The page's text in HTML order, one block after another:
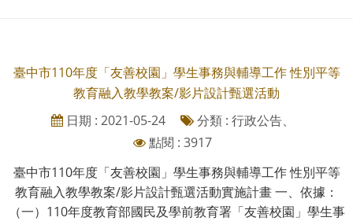
臺中市110年度「友善校園」學生事務與輔導工作 性別平等
教育融入教學教案/影片設計甄選活動
日期 : 2021-05-24
分類 : 行政公告、
點閱 : 3917
臺中市110年度「友善校園」學生事務與輔導工作 性別平等
教育融入教學教案/影片設計甄選活動實施計畫 一、依據：
（一）110年度教育部國民及學前教育署「友善校園」學生事